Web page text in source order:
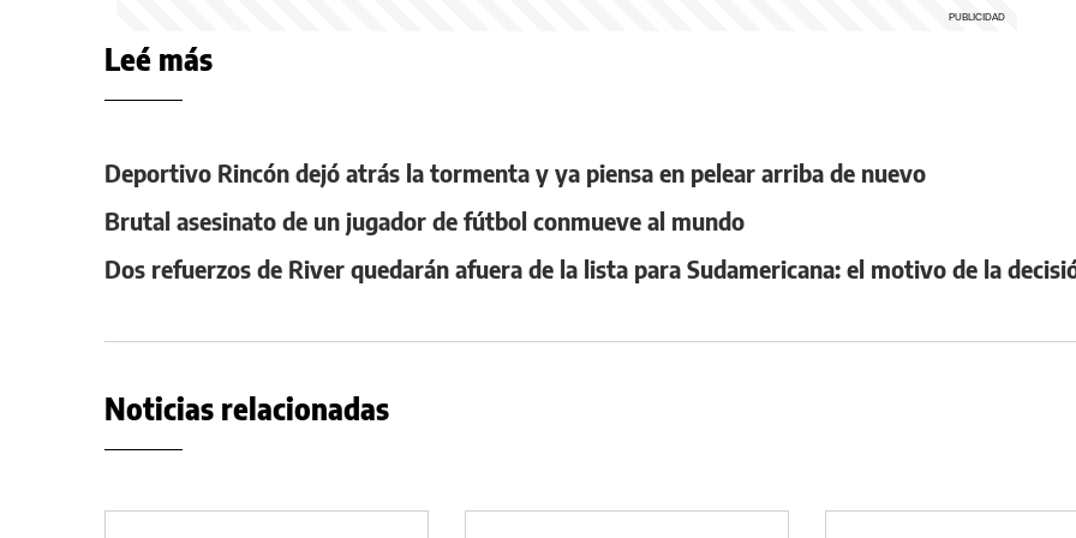
Leé más
Deportivo Rincón dejó atrás la tormenta y ya piensa en pelear arriba de nuevo
Brutal asesinato de un jugador de fútbol conmueve al mundo
Dos refuerzos de River quedarán afuera de la lista para Sudamericana: el motivo de la
Noticias relacionadas